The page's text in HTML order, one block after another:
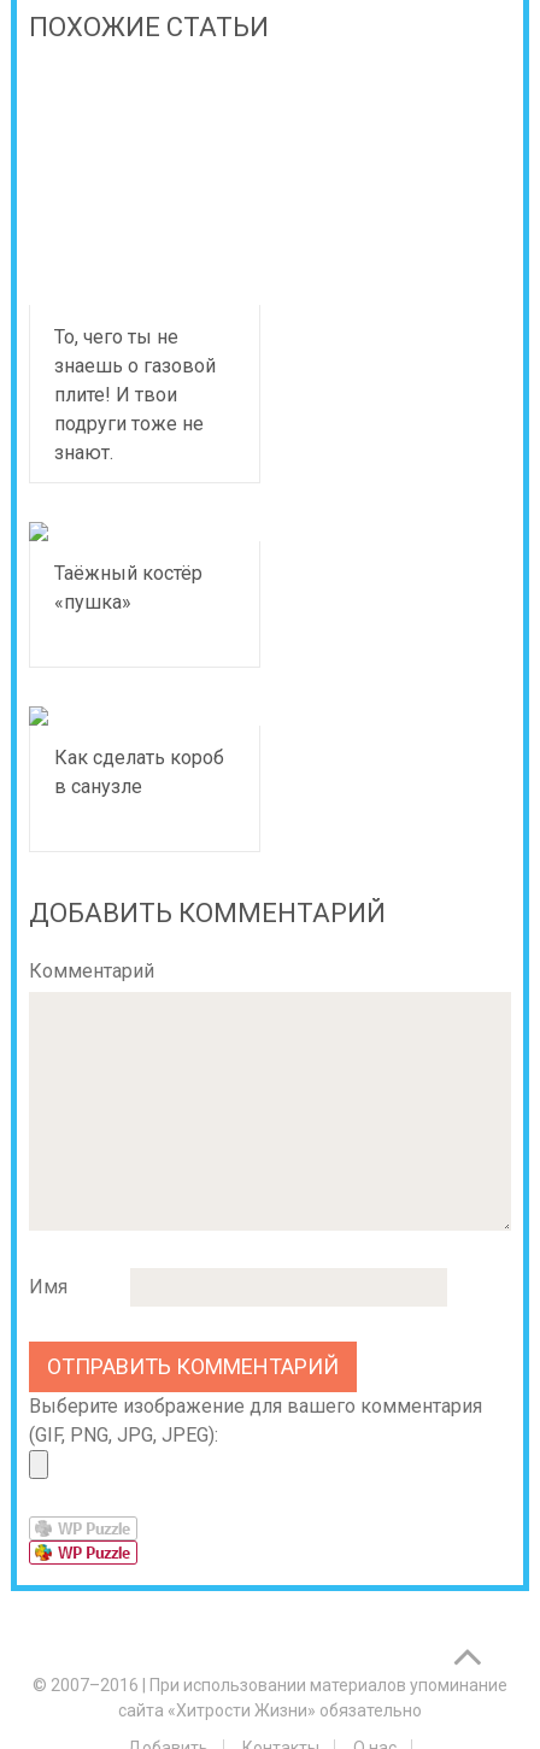
ПОХОЖИЕ СТАТЬИ
То, чего ты не
знаешь о газовой
плите! И твои
подруги тоже не
знают.
Таёжный костёр
«пушка»
Как сделать короб
в санузле
ДОБАВИТЬ КОММЕНТАРИЙ
Комментарий
Имя
Выберите изображение для вашего комментария
(GIF, PNG, JPG, JPEG):
© 2007–2016
При использовании материалов упоминание
сайта «Хитрости Жизни» обязательно